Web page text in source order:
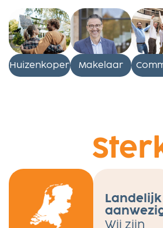
Huizenkoper Makelaar
Landelijk
Wij zijn